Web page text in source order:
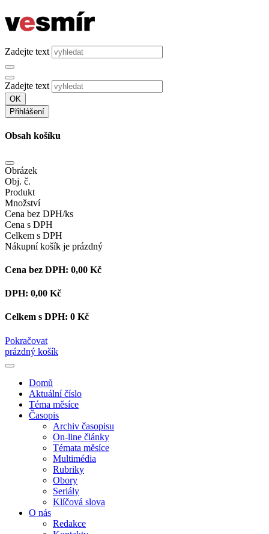
Zadejte text
Zadejte text
OK
Přihlášení
Obsah košíku
Obrázek
Obj. č.
Produkt
Množství
Cena bez DPH/ks
Cena s DPH
Celkem s DPH
Nákupní košík je prázdný
Cena bez DPH: 0,00 Kč
DPH: 0,00 Kč
Celkem s DPH: 0 Kč
Pokračovat
prázdný košík
Domů
Aktuální číslo
Téma měsíce
Časopis
Archiv časopisu
On-line články
Témata měsíce
Multimédia
Rubriky
Obory
Seriály
Klíčová slova
O nás
Redakce